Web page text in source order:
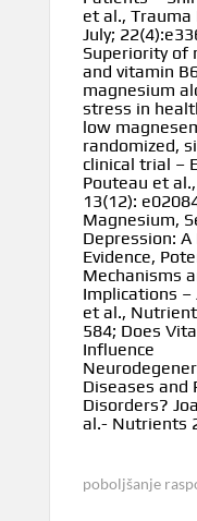
et al., Trauma
July;
Superiority of
and vitamin
magnesium
stress in
low
randomized,
clinical trial –
Pouteau et al.,
13(12):
Magnesium,
Depression:
Evidence,
Mechanisms
Implications –
et al.,
584; Does
Influence
Diseases and
Disorders?
al.- Nutrients
poboljšanje